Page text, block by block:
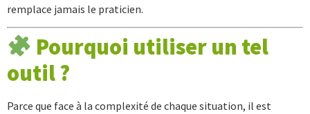
remplace jamais le praticien.
Pourquoi utiliser un tel
outil ?
Parce que face à la complexité de chaque situation, il est